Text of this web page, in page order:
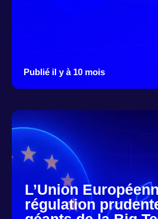
Publié il y à 10 mois
L’Union
régulation